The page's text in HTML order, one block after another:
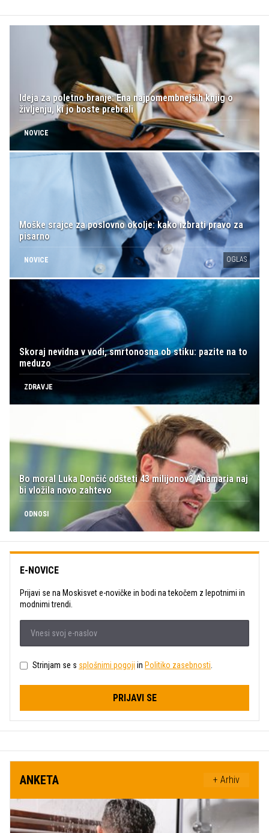
Ideja za poletno branje: Ena najpomembnejših knjig o
življenju, ki jo boste prebrali
NOVICE
Moške srajce za poslovno okolje: kako izbrati pravo za
pisarno
NOVICE OGLAS
Skoraj nevidna v vodi, smrtonosna ob stiku: pazite na to
meduzo
ZDRAVJE
Bo moral Luka Dončić odšteti 43 milijonov? Anamaria naj
bi vložila novo zahtevo
ODNOSI
E-NOVICE
Prijavi se na Moskisvet e-novičke in bodi na tekočem z lepotnimi in
modnimi trendi.
Strinjam se s splošnimi pogoji in Politiko zasebnosti.
PRIJAVI SE
ANKETA + Arhiv